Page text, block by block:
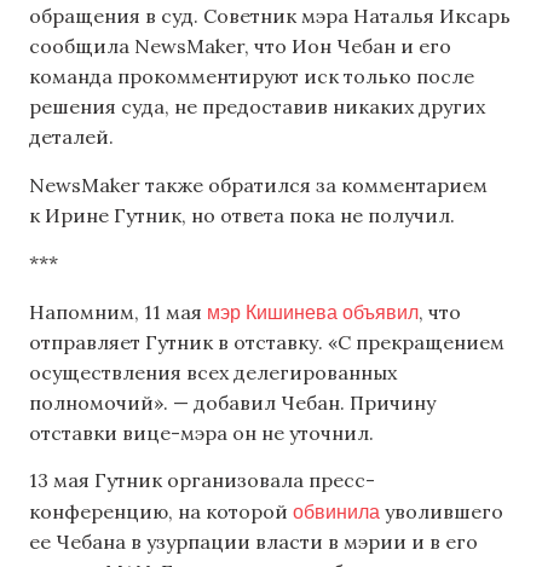
обращения в суд. Советник мэра Наталья Иксарь
сообщила NewsMaker, что Ион ​​Чебан и его
команда прокомментируют иск только после
решения суда, не предоставив никаких других
деталей.
NewsMaker также обратился за комментарием
к Ирине Гутник, но ответа пока не получил.
***
Напомним, 11 мая мэр Кишинева объявил, что
отправляет Гутник в отставку. «С прекращением
осуществления всех делегированных
полномочий». — добавил Чебан. Причину
отставки вице-мэра он не уточнил.
13 мая Гутник организовала пресс-
конференцию, на которой обвинила уволившего
ее Чебана в узурпации власти в мэрии и в его